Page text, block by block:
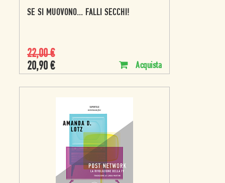
SE SI MUOVONO... FALLI SECCHI!
22,00€
20,90 € Acquista